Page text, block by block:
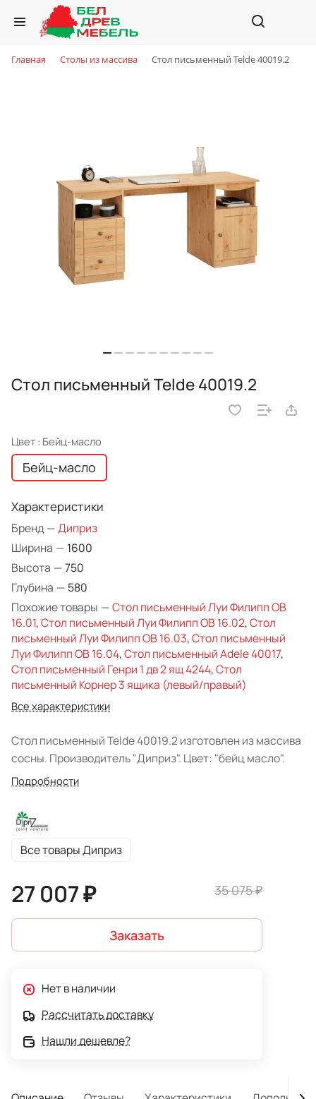
Главная Столы из массива Стол письменный Telde 40019.2
Стол письменный Telde 40019.2
Цвет : Бейц-масло
Бейц-масло
Характеристики
Бренд —Диприз
Ширина — 1600
Высота —750
Глубина — 580
Похожие товары —Стол письменный Луи Филипп ОВ
16.01,Стол письменный Луи Филипп ОВ 16.02,Стол
письменный Луи Филипп ОВ 16.03,Стол письменный
Луи Филипп ОВ 16.04,Стол письменный Adele 40017,
Стол письменный Генри 1 дв 2 ящ 4244,Стол
письменный Корнер 3 ящика (левый/правый)
Все характеристики
Стол письменный Telde 40019.2 изготовлен из массива
сосны. Производитель "Диприз". Цвет: "бейц масло".
Подробности
Все товары Диприз
27 007 ₽ 35 075 ₽
Заказать
Нет в наличии
Рассчитать доставку
Нашли дешевле?